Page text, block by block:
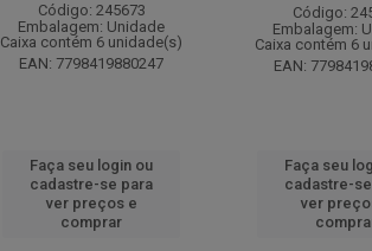
Código: 245673
Embalagem: Unidade
Caixa contém 6 unidade(s)
EAN: 7798419880247
Faça seu login ou
cadastre-se para
ver preços e
comprar
Código:
Embalagem:
Caixa contém 6
EAN:
Faça seu
cadastre-
ver